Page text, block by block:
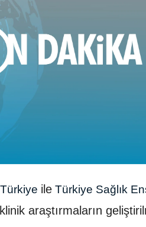
ile Türkiye Sağlık
araştırmaların